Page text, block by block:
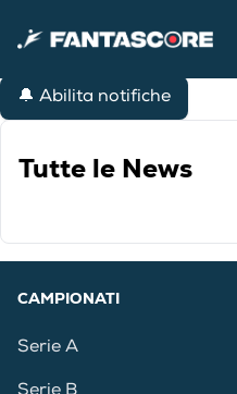
🔔 Abilita notifiche
Tutte le News
CAMPIONATI
Serie A